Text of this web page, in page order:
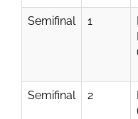
Semifinal 1
Semifinal 2